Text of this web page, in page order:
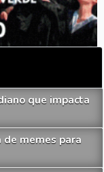
que impacta
memes para